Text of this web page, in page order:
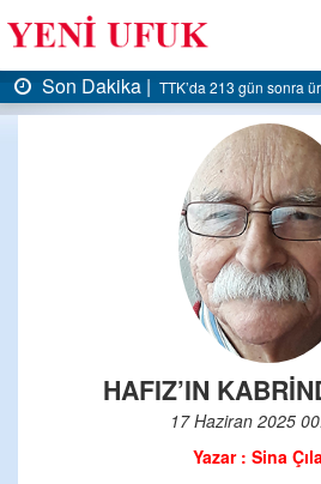
Faturası 5 milyar liraya dayandı
Son Dakika |AK Parti
HAFIZ’IN
17 Haziran 2025
Yazar : Sina